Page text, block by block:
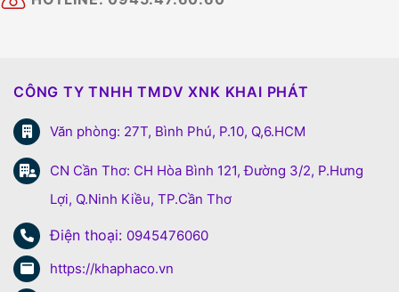
CÔNG TY TNHH TMDV XNK KHAI PHÁT
Văn phòng: 27T, Bình Phú, P.10, Q,6.HCM
CN Cần Thơ: CH Hòa Bình 121, Đường 3/2, P.Hưng
Lợi, Q.Ninh Kiều, TP.Cần Thơ
Điện thoại: 0945476060
https://khaphaco.vn